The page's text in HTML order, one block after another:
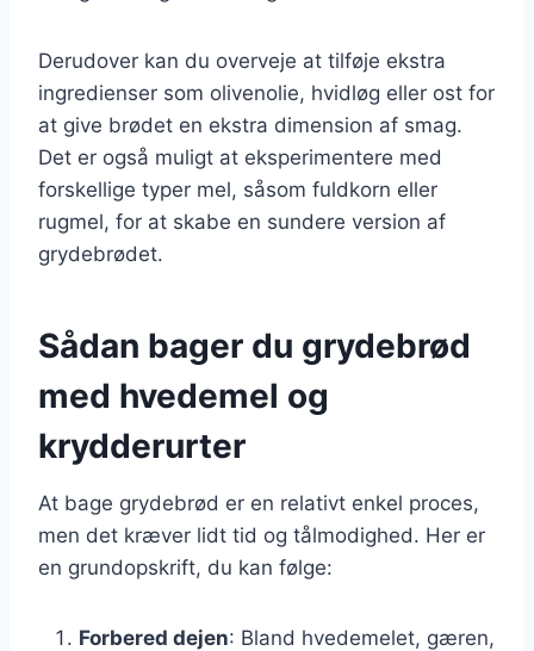
Derudover kan du overveje at tilføje ekstra
ingredienser som olivenolie, hvidløg eller ost for
at give brødet en ekstra dimension af smag.
Det er også muligt at eksperimentere med
forskellige typer mel, såsom fuldkorn eller
rugmel, for at skabe en sundere version af
grydebrødet.
Sådan bager du grydebrød
med hvedemel og
krydderurter
At bage grydebrød er en relativt enkel proces,
men det kræver lidt tid og tålmodighed. Her er
en grundopskrift, du kan følge:
Forbered dejen: Bland hvedemelet, gæren,